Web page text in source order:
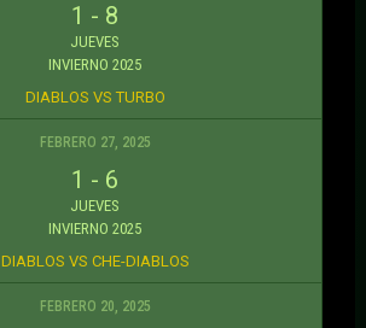
1 - 8
JUEVES
INVIERNO 2025
DIABLOS VS TURBO
FEBRERO 27, 2025
1 - 6
JUEVES
INVIERNO 2025
DIABLOS VS CHE-DIABLOS
FEBRERO 20, 2025